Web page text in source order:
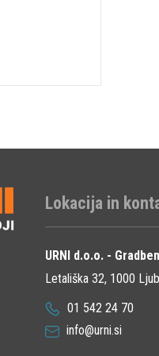
Lokacija in
URNI d.o.o. -
Letališka 32, 1000
01 542 24 70
info@urni.si